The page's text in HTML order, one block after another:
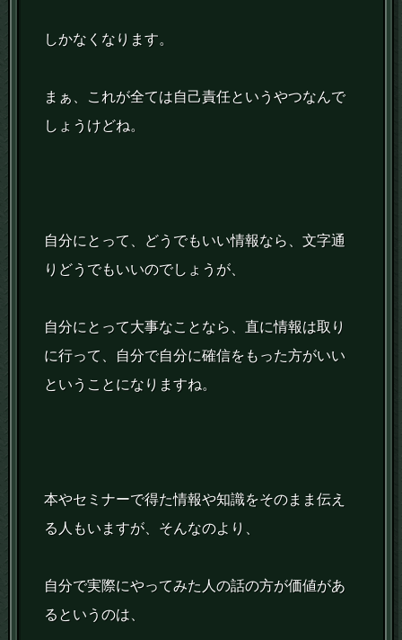
しかなくなります。
まぁ、これが全ては自己責任というやつなんで
しょうけどね。
自分にとって、どうでもいい情報なら、文字通
りどうでもいいのでしょうが、
自分にとって大事なことなら、直に情報は取り
に行って、自分で自分に確信をもった方がいい
ということになりますね。
本やセミナーで得た情報や知識をそのまま伝え
る人もいますが、そんなのより、
自分で実際にやってみた人の話の方が価値があ
るというのは、